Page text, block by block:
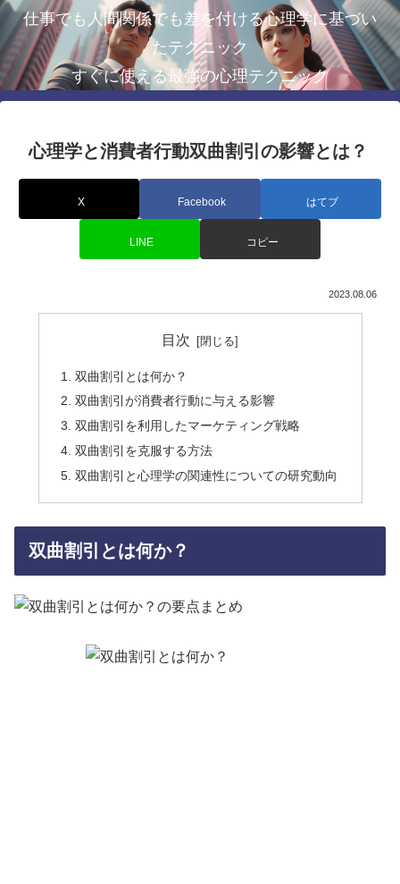
仕事でも人間関係でも差を付ける心理学に基づい
たテクニック
すぐに使える最強の心理テクニック
心理学と消費者行動双曲割引の影響とは？
X Facebook はてブ
LINE コピー
2023.08.06
目次
双曲割引とは何か？
双曲割引が消費者行動に与える影響
双曲割引を利用したマーケティング戦略
双曲割引を克服する方法
双曲割引と心理学の関連性についての研究動向
双曲割引とは何か？